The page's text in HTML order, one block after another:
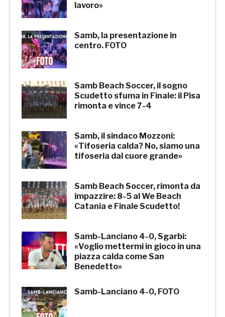
lavoro»
Samb, la presentazione in
centro. FOTO
Samb Beach Soccer, il sogno
Scudetto sfuma in Finale: il Pisa
rimonta e vince 7-4
Samb, il sindaco Mozzoni:
«Tifoseria calda? No, siamo una
tifoseria dal cuore grande»
Samb Beach Soccer, rimonta da
impazzire: 8-5 al We Beach
Catania e Finale Scudetto!
Samb-Lanciano 4-0, Sgarbi:
«Voglio mettermi in gioco in una
piazza calda come San
Benedetto»
Samb-Lanciano 4-0, FOTO